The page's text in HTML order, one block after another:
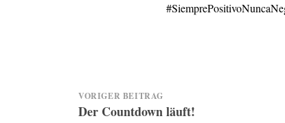
Beitragsnavigation
VORIGER BEITRAG
Der Countdown läuft!